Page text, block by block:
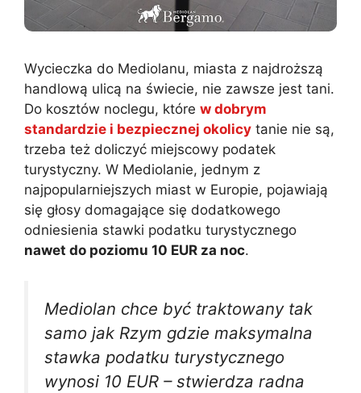
Wycieczka do Mediolanu, miasta z najdroższą
handlową ulicą na świecie, nie zawsze jest tani.
Do kosztów noclegu, które w dobrym
standardzie i bezpiecznej okolicy tanie nie są,
trzeba też doliczyć miejscowy podatek
turystyczny. W Mediolanie, jednym z
najpopularniejszych miast w Europie, pojawiają
się głosy domagające się dodatkowego
odniesienia stawki podatku turystycznego
nawet do poziomu 10 EUR za noc.
Mediolan chce być traktowany tak
samo jak Rzym gdzie maksymalna
stawka podatku turystycznego
wynosi 10 EUR – stwierdza radna